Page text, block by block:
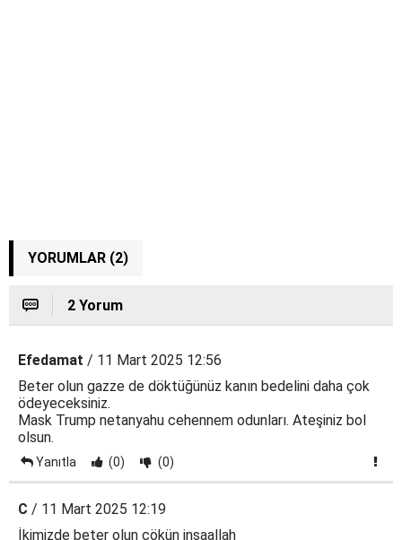
YORUMLAR (2)
2 Yorum
Efedamat / 11 Mart 2025 12:56
Beter olun gazze de döktüğünüz kanın bedelini daha çok
ödeyeceksiniz.
Mask Trump netanyahu cehennem odunları. Ateşiniz bol
olsun.
Yanıtla (0) (0)
C / 11 Mart 2025 12:19
İkimizde beter olun çökün inşaallah